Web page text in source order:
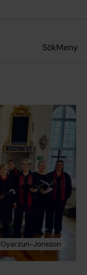
SökMeny